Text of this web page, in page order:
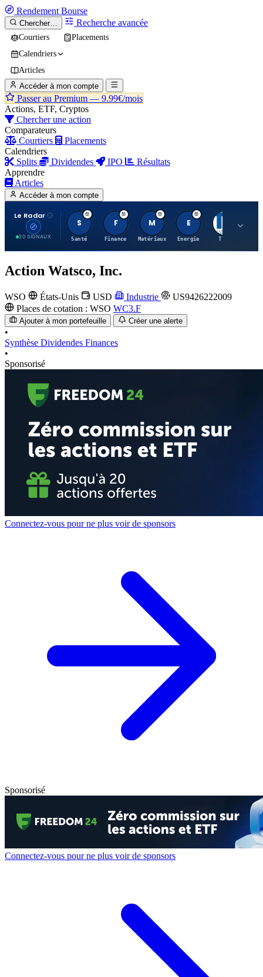
Rendement Bourse
Chercher… Recherche avancée
Courtiers
Placements
Calendriers
Articles
Accéder à mon compte
Passer au Premium — 9.99€/mois
Actions, ETF, Cryptos
Chercher une action
Comparateurs
Courtiers
Placements
Calendriers
Splits
Dividendes IPO
Résultats
Apprendre
Articles
Accéder à mon compte
Le Radar
20 SIGNAUX
S
Santé
F
Finance
M
Matériaux
E
Energie TTWO
Action Watsco, Inc.
WSO États-Unis USD Industrie
US9426222009
Places de cotation : WSO WC3.F
Ajouter à mon portefeuille Créer une alerte
•
Synthèse Dividendes Finances
•
Sponsorisé
Connectez-vous pour ne plus voir de sponsors
Sponsorisé
Connectez-vous pour ne plus voir de sponsors